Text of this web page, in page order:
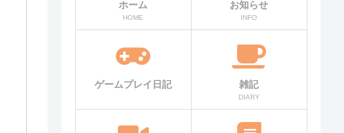
ホーム
HOME
お知らせ
INFO
ゲームプレイ日記 雑記
DIARY